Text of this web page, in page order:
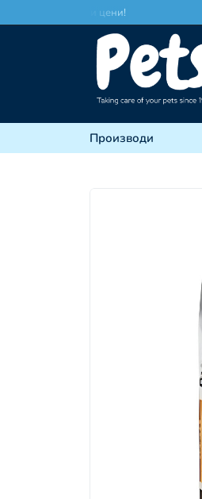
по најдобри цени!
Производи